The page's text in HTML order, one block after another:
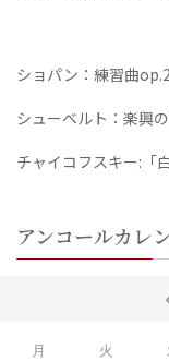
ショパン：練習曲
シューベルト：楽興
チャイコフスキー:「
アンコールカレ
月 火